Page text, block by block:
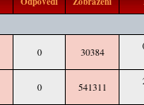
0 30384
0 541311